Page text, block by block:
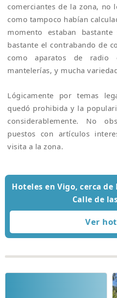
comerciantes de la zona, no
como tampoco habían
momento estaban
bastante el contrabando de
como aparatos de radio
mantelerías, y mucha
Lógicamente por temas
quedó prohibida y la
considerablemente. No
puestos con artículos
visita a la zona.
Hoteles en Vigo, cerca
Calle de